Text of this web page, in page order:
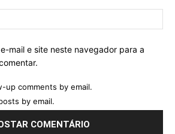
mail e site neste navegador para a
up comments by email.
by email.